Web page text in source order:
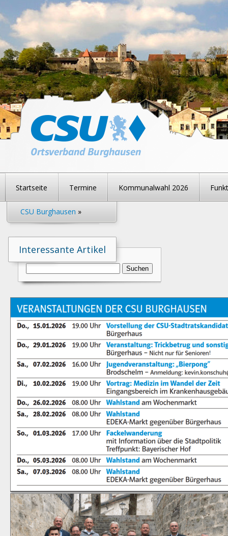
Startseite Termine Kommunalwahl 2026
CSU Burghausen »
Suche
Suchen
nach:
Interessante Artikel